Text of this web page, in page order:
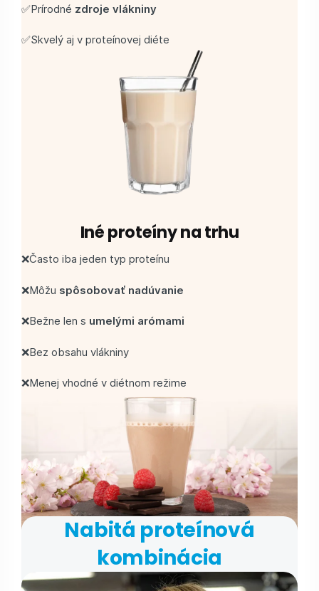
✅Prírodné zdroje vlákniny
✅Skvelý aj v proteínovej diéte
Iné proteíny na trhu
❌Často iba jeden typ proteínu
❌Môžu spôsobovať nadúvanie
❌Bežne len s umelými arómami
❌Bez obsahu vlákniny
❌Menej vhodné v diétnom režime
Nabitá proteínová
kombinácia